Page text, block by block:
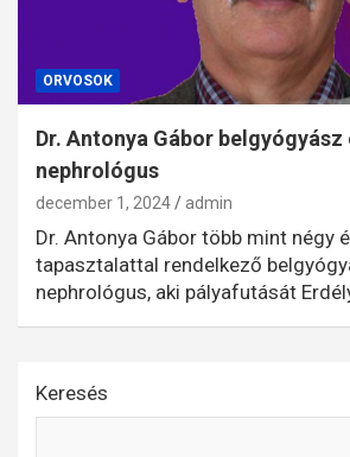
ORVOSOK
Dr. Antonya Gábor belgyógyász
nephrológus
december 1, 2024 admin
Dr. Antonya Gábor több mint négy
tapasztalattal rendelkező
nephrológus, aki pályafutását
Keresés